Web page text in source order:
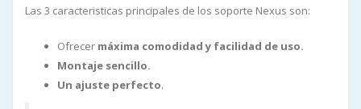
Las 3 caracteristicas principales de los soporte Nexus son:
Ofrecer máxima comodidad y facilidad de uso.
Montaje sencillo.
Un ajuste perfecto.